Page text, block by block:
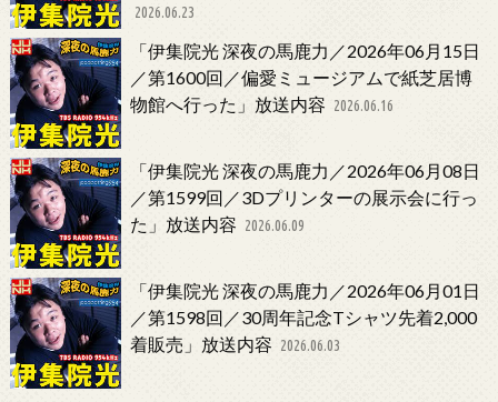
2026.06.23
「伊集院光 深夜の馬鹿力／2026年06月15日
／第1600回／偏愛ミュージアムで紙芝居博
物館へ行った」放送内容 2026.06.16
「伊集院光 深夜の馬鹿力／2026年06月08日
／第1599回／3Dプリンターの展示会に行っ
た」放送内容 2026.06.09
「伊集院光 深夜の馬鹿力／2026年06月01日
／第1598回／30周年記念Tシャツ先着2,000
着販売」放送内容 2026.06.03